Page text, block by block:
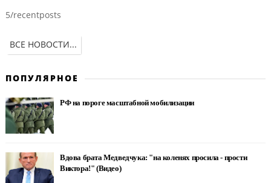
5/recentposts
ВСЕ НОВОСТИ...
ПОПУЛЯРНОЕ
РФ на пороге масштабной мобилизации
Вдова брата Медведчука: "на коленях просила - прости
Виктора!" (Видео)